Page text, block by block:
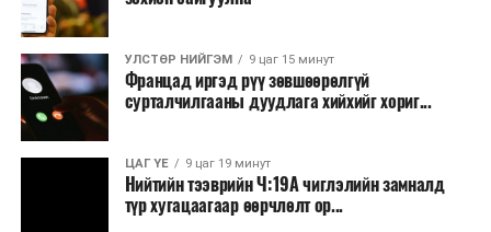
УЛСТӨР НИЙГЭМ 9 цаг 15 минут
Францад иргэд рүү зөвшөөрөлгүй
сурталчилгааны дуудлага хийхийг хориг...
ЦАГ ҮЕ 9 цаг 19 минут
Нийтийн тээврийн Ч:19А чиглэлийн замналд
түр хугацаагаар өөрчлөлт ор...